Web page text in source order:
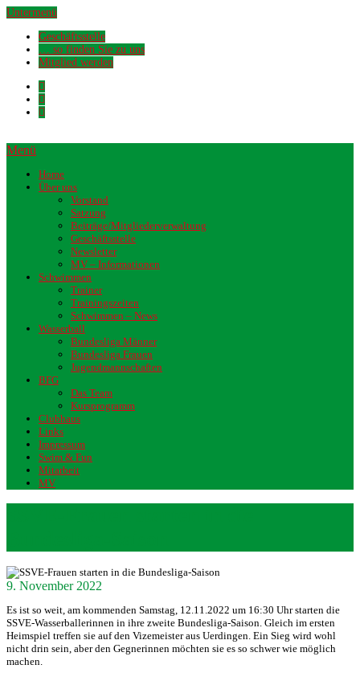
Untermenü
Geschäftsstelle
… so finden Sie zu uns
Mitglied werden
Menü
Home
Über uns
Vorstand
Satzung
Beiträge/Mitgliederverwaltung
Geschäftsstelle
Newsletter
MV – Informationen
Schwimmen
Trainer
Trainingszeiten
Schwimmen – News
Wasserball
Bundesliga Männer
Bundesliga Frauen
Jugendmannschaften
BFG
Das Team
Kursprogramm
Clubhaus
Links
Impressum
Swim & Fun
Mitarbeit
MV
9. November 2022
Es ist so weit, am kommenden Samstag, 12.11.2022 um 16:30 Uhr starten die
SSVE-Wasserballerinnen in ihre zweite Bundesliga-Saison. Gleich im ersten
Heimspiel treffen sie auf den Vizemeister aus Uerdingen. Ein Sieg wird wohl
nicht drin sein, aber den Gegnerinnen möchten sie es so schwer wie möglich
machen.